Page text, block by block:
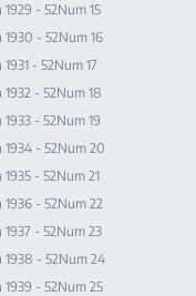
1929 - 52Num 15
1930 - 52Num 16
- 52Num 17
1932 - 52Num 18
- 52Num 19
1934 - 52Num 20
- 52Num 21
1936 - 52Num 22
1937 - 52Num 23
1938 - 52Num 24
1939 - 52Num 25